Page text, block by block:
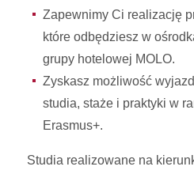
Zapewnimy Ci realizację
które odbędziesz w
grupy hotelowej MOLO.
Zyskasz możliwość
studia, staże i praktyki w
Erasmus+.
Studia realizowane na